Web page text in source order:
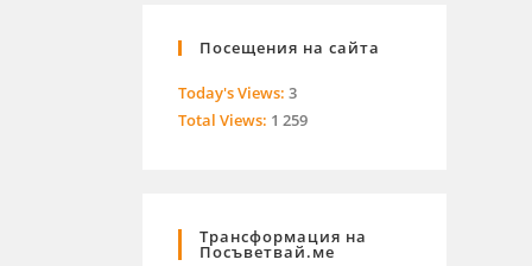
Посещения на сайта
Today's Views: 3
Total Views: 1 259
Трансформация на
Посъветвай.ме